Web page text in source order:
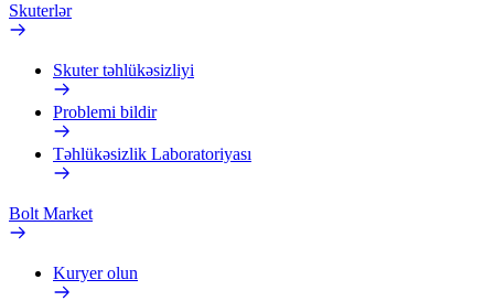
Skuterlər
Skuter təhlükəsizliyi
Problemi bildir
Təhlükəsizlik Laboratoriyası
Bolt Market
Kuryer olun